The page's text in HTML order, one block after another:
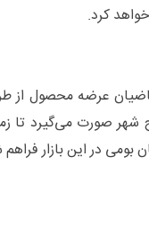
کرد.
عرضه محصول از
صورت می‌گیرد تا
بومی در این بازار